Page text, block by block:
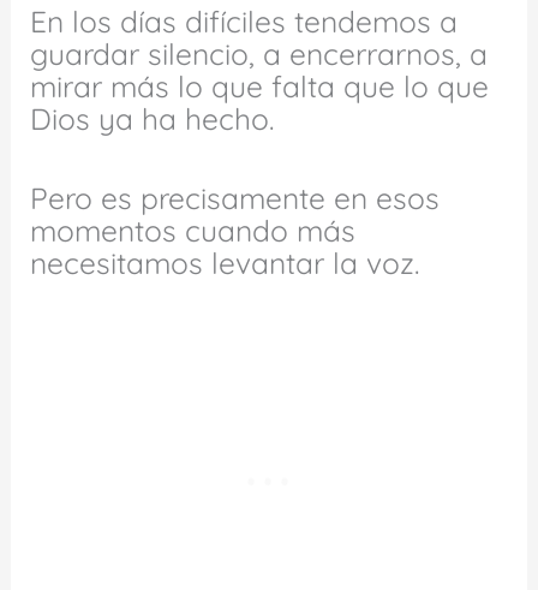
En los días difíciles tendemos a
guardar silencio, a encerrarnos, a
mirar más lo que falta que lo que
Dios ya ha hecho.
Pero es precisamente en esos
momentos cuando más
necesitamos levantar la voz.